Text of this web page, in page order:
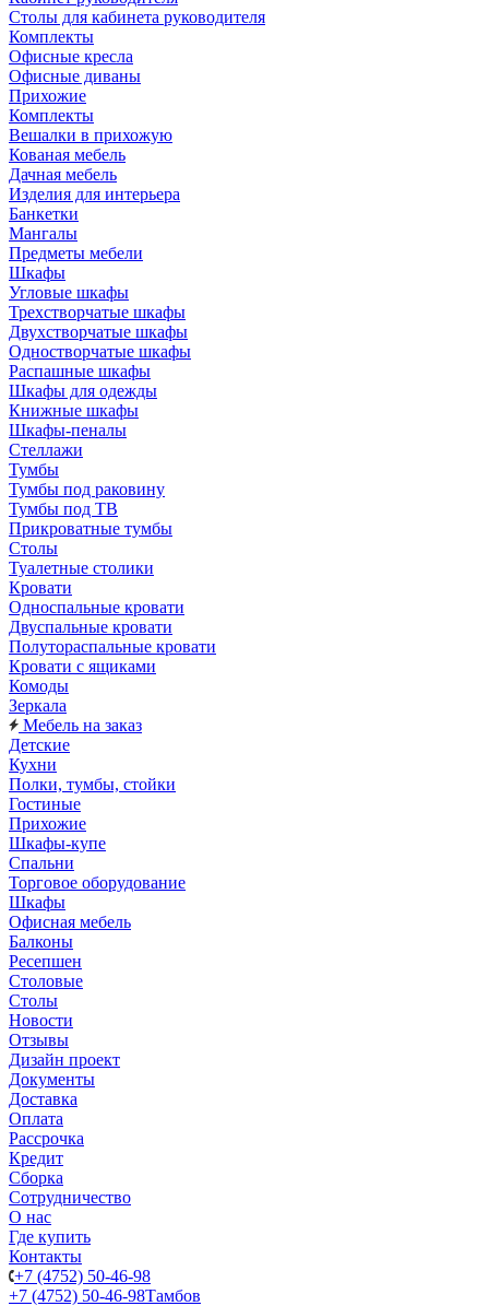
Столы для кабинета руководителя
Комплекты
Офисные кресла
Офисные диваны
Прихожие
Комплекты
Вешалки в прихожую
Кованая мебель
Дачная мебель
Изделия для интерьера
Банкетки
Мангалы
Предметы мебели
Шкафы
Угловые шкафы
Трехстворчатые шкафы
Двухстворчатые шкафы
Одностворчатые шкафы
Распашные шкафы
Шкафы для одежды
Книжные шкафы
Шкафы-пеналы
Стеллажи
Тумбы
Тумбы под раковину
Тумбы под ТВ
Прикроватные тумбы
Столы
Туалетные столики
Кровати
Односпальные кровати
Двуспальные кровати
Полутораспальные кровати
Кровати с ящиками
Комоды
Зеркала
Мебель на заказ
Детские
Кухни
Полки, тумбы, стойки
Гостиные
Прихожие
Шкафы-купе
Спальни
Торговое оборудование
Шкафы
Офисная мебель
Балконы
Ресепшен
Столовые
Столы
Новости
Отзывы
Дизайн проект
Документы
Доставка
Оплата
Рассрочка
Кредит
Сборка
Сотрудничество
О нас
Где купить
Контакты
+7 (4752) 50-46-98
+7 (4752) 50-46-98Тамбов